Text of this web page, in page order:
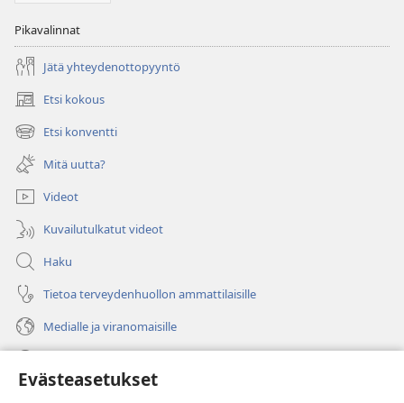
Evästeasetukset
Pikavalinnat
Jätä yhteydenottopyyntö
Etsi kokous
(avaa
uuden
ikkunan)
Etsi konventti
(avaa
uuden
ikkunan)
Mitä uutta?
Videot
Kuvailutulkatut videot
Haku
Tietoa terveydenhuollon ammattilaisille
Medialle ja viranomaisille